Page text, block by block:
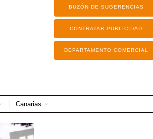
BUZÓN DE SUGERENCIAS
CONTRATAR PUBLICIDAD
DEPARTAMENTO COMERCIAL
Canarias